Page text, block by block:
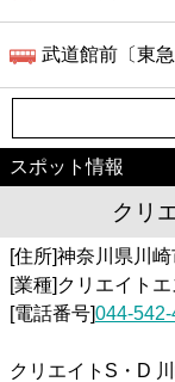
武道館前〔東
スポット情報
クリ
[住所]神奈川県川
[業種]クリエイト
[電話番号]044-542-
クリエイトS・D